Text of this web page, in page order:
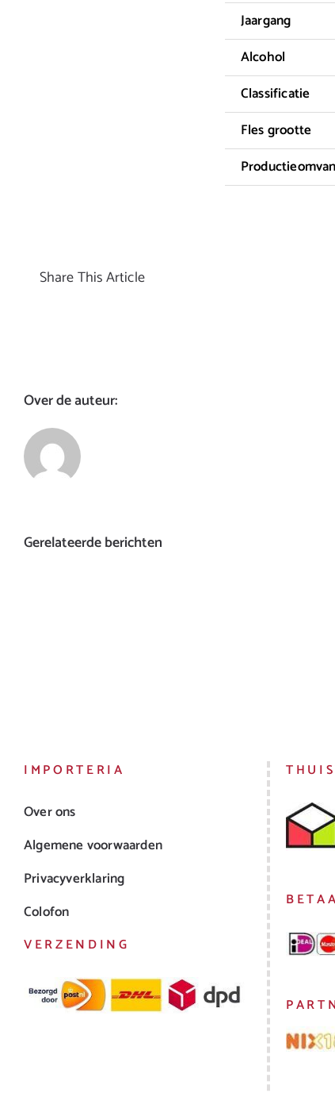
Jaargang
Alcohol
Classificatie
Fles grootte
Share This Article
Over de auteur:
Gerelateerde berichten
IMPORTERIA
Over ons
Algemene voorwaarden
Privacyverklaring
Colofon
VERZENDING